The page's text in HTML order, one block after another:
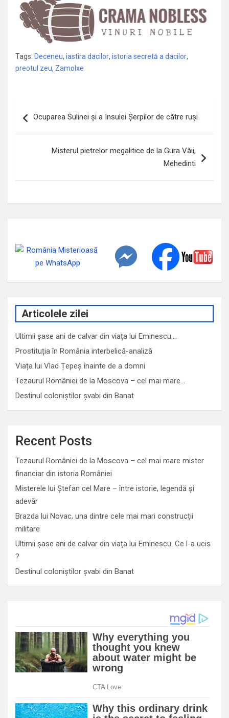
Tags: Deceneu, iastira dacilor, istoria secretă a dacilor,
preotul zeu, Zamolxe
în
Ocuparea Sulinei și a Insulei Șerpilor de către ruși
Misterul pietrelor megalitice de la Gura Văii,
Mehedinti
Articolele zilei
Ultimii șase ani de calvar din viața lui Eminescu.…
Prostituția în România interbelică-analiză
Viața lui Vlad Țepeș înainte de a domni
Tezaurul României de la Moscova – cel mai mare…
Destinul coloniștilor șvabi din Banat
Recent Posts
Tezaurul României de la Moscova – cel mai mare mister
financiar din istoria României
Misterele lui Ștefan cel Mare – între istorie, legendă și
adevăr
Brazda lui Novac, una dintre cele mai mari construcții
militare
Ultimii șase ani de calvar din viața lui Eminescu. Ce l-a ucis
?
Destinul coloniștilor șvabi din Banat